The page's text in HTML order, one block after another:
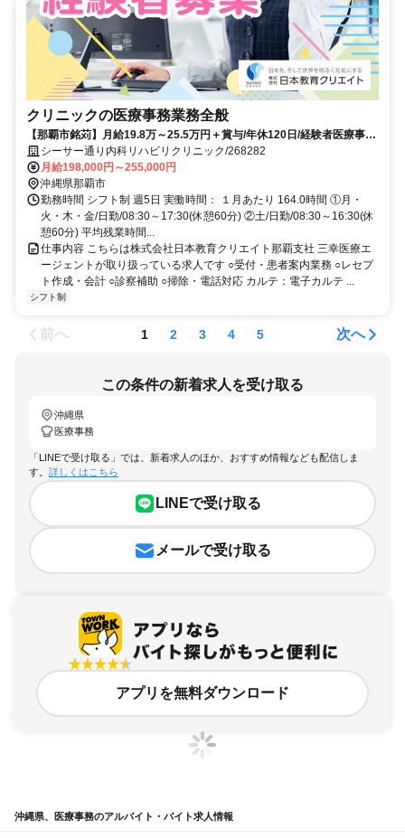
クリニックの医療事務業務全般
【那覇市銘苅】月給19.8万～25.5万円＋賞与/年休120日/経験者医療事務/
シーサー通り内科リハビリクリニック
シーサー通り内科リハビリクリニック/268282
月給198,000円～255,000円
沖縄県那覇市
勤務時間 シフト制 週5日 実働時間： １月あたり 164.0時間 ①月・
火・木・金/日勤/08:30～17:30(休憩60分) ②土/日勤/08:30～16:30(休
憩60分) 平均残業時間...
仕事内容 こちらは株式会社日本教育クリエイト那覇支社 三幸医療エ
ージェントが取り扱っている求人です ○受付・患者案内業務 ○レセプ
ト作成・会計 ○診察補助 ○掃除・電話対応 カルテ：電子カルテ ...
シフト制
前へ 1 2 3 4 5 次へ
この条件の新着求人を受け取る
沖縄県
医療事務
「LINEで受け取る」では、新着求人のほか、おすすめ情報なども配信しま
す。 詳しくはこちら
LINEで受け取る
メールで受け取る
アプリを無料ダウンロード
沖縄県、医療事務のアルバイト・バイト求人情報